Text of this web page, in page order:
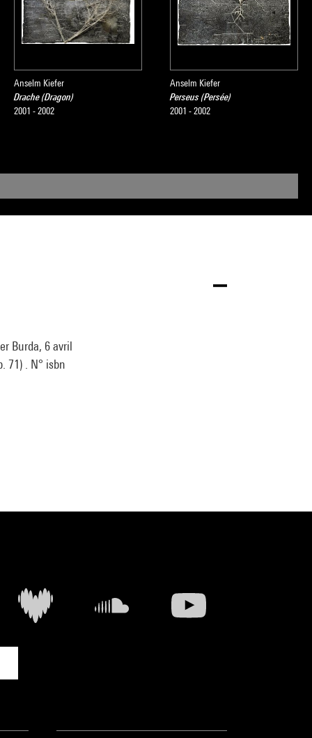
Anselm Kiefer
Drache (Dragon)
2001 - 2002
Anselm Kiefer
Perseus (Persée)
2001 - 2002
Burda, 6 avril
71) . N° isbn